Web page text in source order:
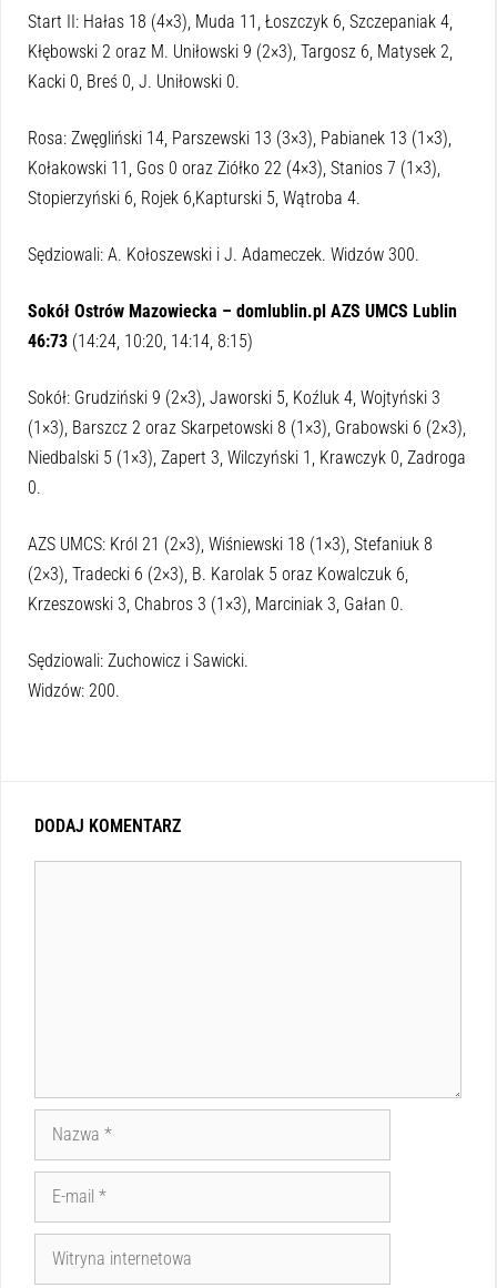
Start II: Hałas 18 (4×3), Muda 11, Łoszczyk 6, Szczepaniak 4,
Kłębowski 2 oraz M. Uniłowski 9 (2×3), Targosz 6, Matysek 2,
Kacki 0, Breś 0, J. Uniłowski 0.
Rosa: Zwęgliński 14, Parszewski 13 (3×3), Pabianek 13 (1×3),
Kołakowski 11, Gos 0 oraz Ziółko 22 (4×3), Stanios 7 (1×3),
Stopierzyński 6, Rojek 6,Kapturski 5, Wątroba 4.
Sędziowali: A. Kołoszewski i J. Adameczek. Widzów 300.
Sokół Ostrów Mazowiecka – domlublin.pl AZS UMCS Lublin
46:73 (14:24, 10:20, 14:14, 8:15)
Sokół: Grudziński 9 (2×3), Jaworski 5, Koźluk 4, Wojtyński 3
(1×3), Barszcz 2 oraz Skarpetowski 8 (1×3), Grabowski 6 (2×3),
Niedbalski 5 (1×3), Zapert 3, Wilczyński 1, Krawczyk 0, Zadroga
0.
AZS UMCS: Król 21 (2×3), Wiśniewski 18 (1×3), Stefaniuk 8
(2×3), Tradecki 6 (2×3), B. Karolak 5 oraz Kowalczuk 6,
Krzeszowski 3, Chabros 3 (1×3), Marciniak 3, Gałan 0.
Sędziowali: Zuchowicz i Sawicki.
Widzów: 200.
DODAJ KOMENTARZ